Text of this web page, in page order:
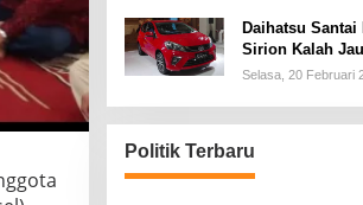
Daihatsu Santai
Sirion Kalah
LCGC
Selasa, 20 Februari
Politik Terbaru